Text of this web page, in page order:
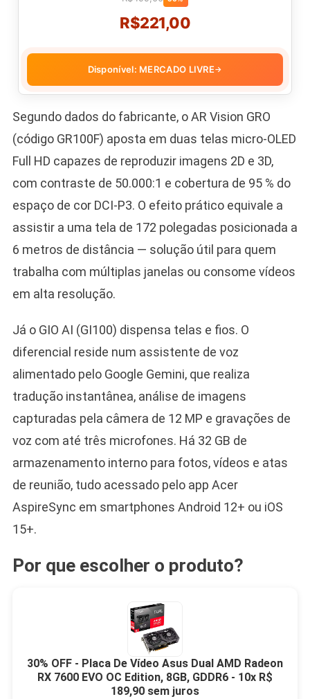
R$221,00
Disponível: MERCADO LIVRE→
Segundo dados do fabricante, o AR Vision GRO
(código GR100F) aposta em duas telas micro-OLED
Full HD capazes de reproduzir imagens 2D e 3D,
com contraste de 50.000:1 e cobertura de 95 % do
espaço de cor DCI-P3. O efeito prático equivale a
assistir a uma tela de 172 polegadas posicionada a
6 metros de distância — solução útil para quem
trabalha com múltiplas janelas ou consome vídeos
em alta resolução.
Já o GIO AI (GI100) dispensa telas e fios. O
diferencial reside num assistente de voz
alimentado pelo Google Gemini, que realiza
tradução instantânea, análise de imagens
capturadas pela câmera de 12 MP e gravações de
voz com até três microfones. Há 32 GB de
armazenamento interno para fotos, vídeos e atas
de reunião, tudo acessado pelo app Acer
AspireSync em smartphones Android 12+ ou iOS
15+.
Por que escolher o produto?
30% OFF - Placa De Vídeo Asus Dual AMD Radeon
RX 7600 EVO OC Edition, 8GB, GDDR6 - 10x R$
189,90 sem juros